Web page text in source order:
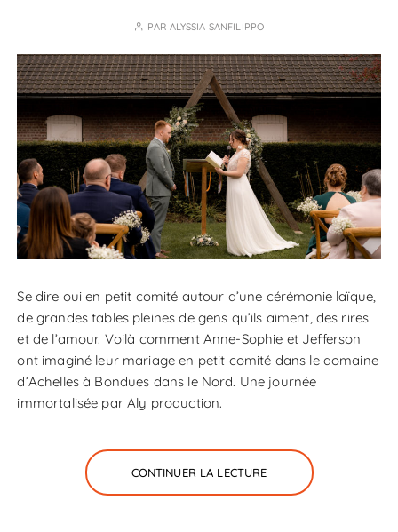
PAR ALYSSIA SANFILIPPO
Se dire oui en petit comité autour d’une cérémonie laïque,
de grandes tables pleines de gens qu’ils aiment, des rires
et de l’amour. Voilà comment Anne-Sophie et Jefferson
ont imaginé leur mariage en petit comité dans le domaine
d’Achelles à Bondues dans le Nord. Une journée
immortalisée par Aly production.
CONTINUER LA LECTURE